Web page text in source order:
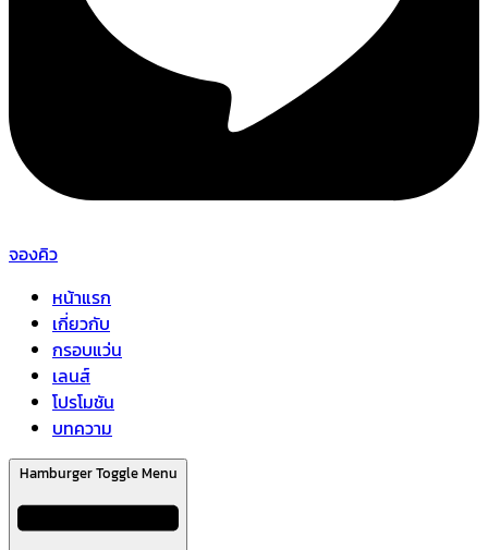
จองคิว
หน้าแรก
เกี่ยวกับ
กรอบแว่น
เลนส์
โปรโมชัน
บทความ
Hamburger Toggle Menu